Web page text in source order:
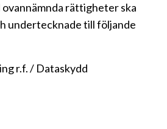
rättigheter ska
undertecknade till följande
r.f. / Dataskydd